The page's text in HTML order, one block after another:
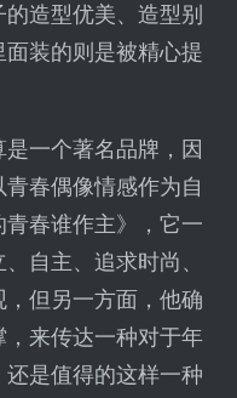
造型优美、造型别
装的则是被精心提
一个著名品牌，因
春偶像情感作为自
春谁作主》，它一
自主、追求时尚、
但另一方面，他确
来传达一种对于年
是值得的这样一种